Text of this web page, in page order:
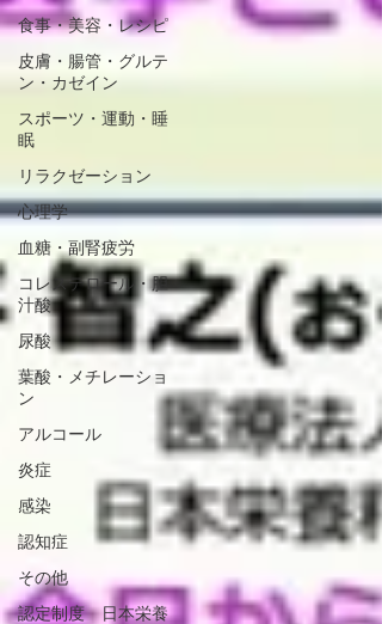
食事・美容・レシピ
皮膚・腸管・グルテ
ン・カゼイン
スポーツ・運動・睡
眠
リラクゼーション
心理学
血糖・副腎疲労
コレステロール・胆
汁酸
尿酸
葉酸・メチレーショ
ン
アルコール
炎症
感染
認知症
その他
認定制度 日本栄養